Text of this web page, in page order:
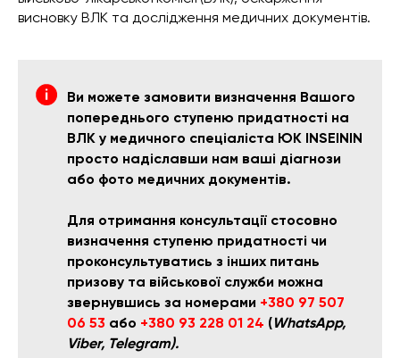
висновку ВЛК та дослідження медичних документів.
Ви можете замовити визначення Вашого
попереднього ступеню придатності на
ВЛК у медичного спеціаліста ЮК INSEININ
просто надіславши нам ваші діагнози
або фото медичних документів.
Для отримання консультації стосовно
визначення ступеню придатності чи
проконсультуватись з інших питань
призову та військової служби можна
звернувшись за номерами +380 97 507
06 53 або +380 93 228 01 24 (WhatsApp,
Viber, Telegram).